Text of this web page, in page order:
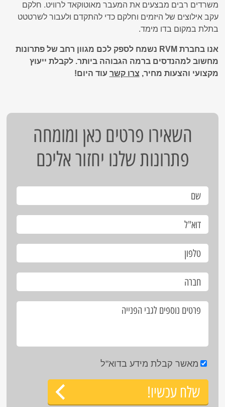
משרדים רבים מבצעים את המעבר מאוטוקאד לרוויט. חלקם
עקב אילוצים של היזמים וחלקם כדי להתקדם ולעבור לשרטטט
בתלת במקום בדו מימד.
אנו בחברת RVM נשמח לספק לכם מגוון רחב של פתרונות
מחשוב למהנדסים ברמה הגבוהה ביותר. לקבלת ייעוץ
מקצועי והצעות מחיר, צרו קשר עוד היום!
השאירו פרטים כאן ומומחה
פתרונות שלנו יחזור אליכם
מאשר קבלת מידע בדוא"ל
שלח עכשיו!